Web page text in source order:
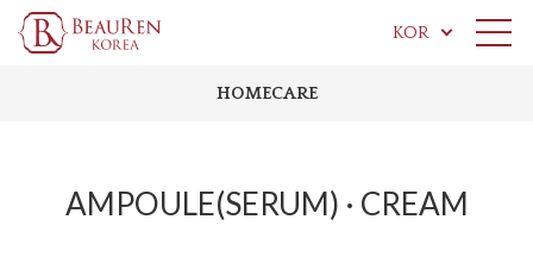
KOR
HOMECARE
AMPOULE(SERUM) · CREAM